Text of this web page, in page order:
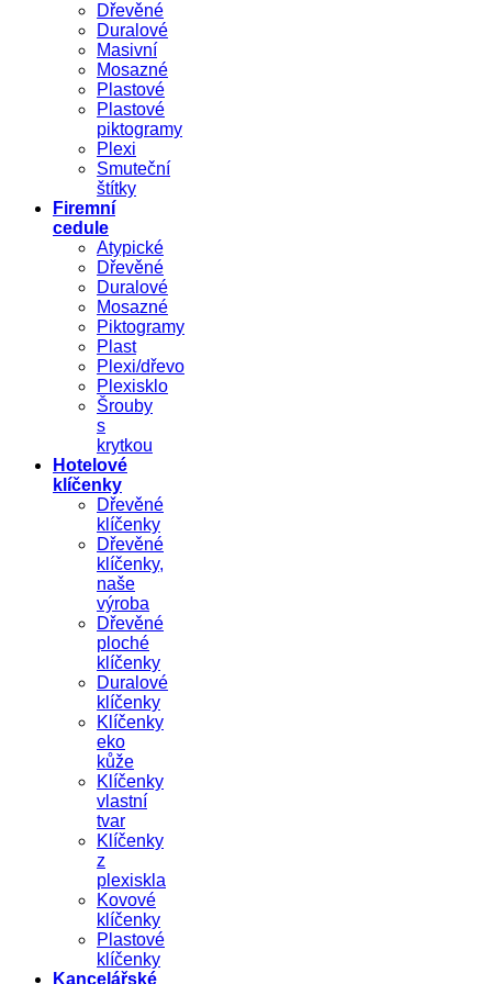
Dřevěné
Duralové
Masivní
Mosazné
Plastové
Plastové
piktogramy
Plexi
Smuteční
štítky
Firemní
cedule
Atypické
Dřevěné
Duralové
Mosazné
Piktogramy
Plast
Plexi/dřevo
Plexisklo
Šrouby
s
krytkou
Hotelové
klíčenky
Dřevěné
klíčenky
Dřevěné
klíčenky,
naše
výroba
Dřevěné
ploché
klíčenky
Duralové
klíčenky
Klíčenky
eko
kůže
Klíčenky
vlastní
tvar
Klíčenky
z
plexiskla
Kovové
klíčenky
Plastové
klíčenky
Kancelářské